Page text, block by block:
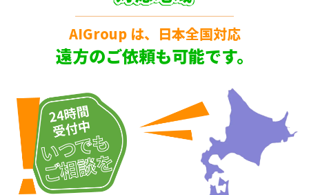
AIGroup は、日本全国対応
遠方のご依頼も可能です。